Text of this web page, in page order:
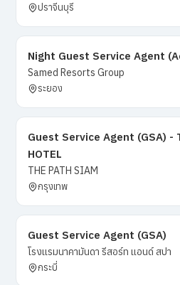
ปราจีนบุรี
Night Guest Service Agent
Samed Resorts Group
ระยอง
Guest Service Agent (GSA) -
HOTEL
THE PATH SIAM
กรุงเทพ
Guest Service Agent (GSA)
โรงแรมนาคามันดา​ รีสอร์ท​ แอนด์​ สปา
กระบี่